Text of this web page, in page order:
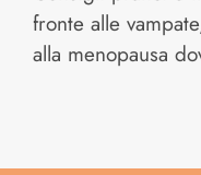
fronte alle
alla menopausa